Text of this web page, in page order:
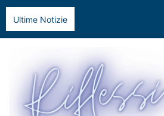
Ultime Notizie